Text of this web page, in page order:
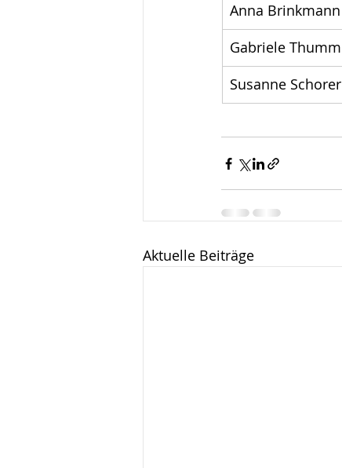
Anna Brinkmann
Gabriele Thumm
Susanne Schorer
Aktuelle Beiträge